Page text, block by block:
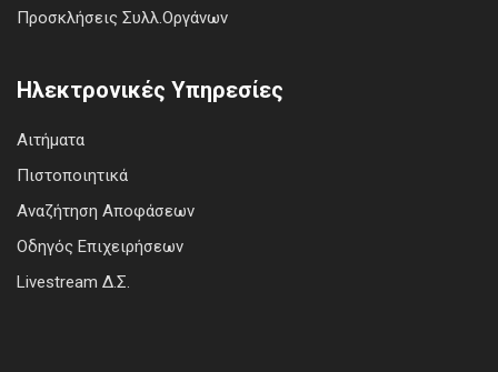
Προσκλήσεις Συλλ.Οργάνων
Ηλεκτρονικές Υπηρεσίες
Αιτήματα
Πιστοποιητικά
Αναζήτηση Αποφάσεων
Οδηγός Επιχειρήσεων
Livestream Δ.Σ.